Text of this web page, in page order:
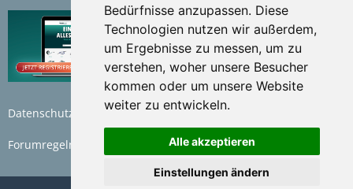
Bedürfnisse anzupassen. Diese
Technologien nutzen wir außerdem,
um Ergebnisse zu messen, um zu
verstehen, woher unsere Besucher
kommen oder um unsere Website
weiter zu entwickeln.
Alle akzeptieren
Einstellungen ändern
Datenschutzerklärung Nutzungsbedingungen
Forumregeln